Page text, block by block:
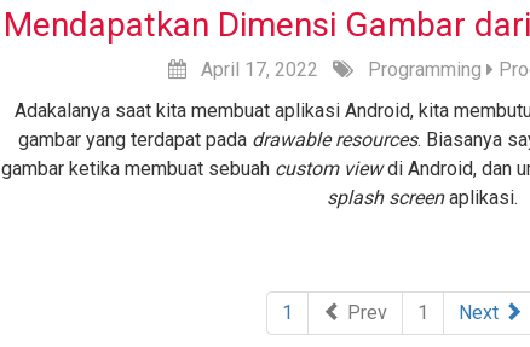
Mendapatkan Dimensi Gambar
April 17, 2022 Programming
Adakalanya saat kita membuat aplikasi Android, kita
gambar yang terdapat pada drawable resources. Biasanya
gambar ketika membuat sebuah custom viewdi Android, dan
splash screenaplikasi.
1 Prev 1 Next